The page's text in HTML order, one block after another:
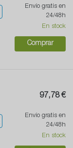
Envío gratis en
24/48h
En stock
Comprar
97,78 €
Envío gratis en
24/48h
En stock